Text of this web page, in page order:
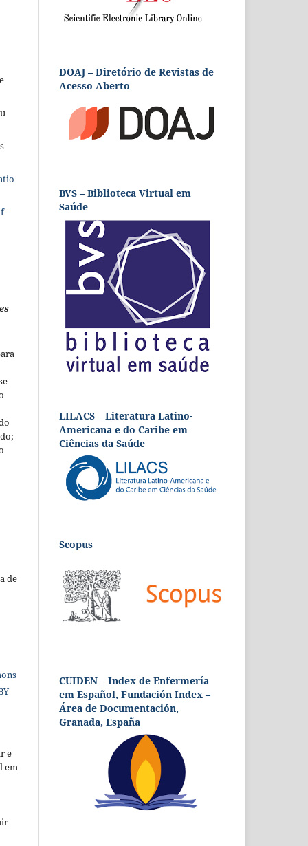
de
e
em
DOAJ – Diretório de Revistas de
Acesso Aberto
BVS – Biblioteca Virtual em
Saúde
LILACS – Literatura Latino-
Americana e do Caribe em
Ciências da Saúde
Scopus
CUIDEN – Index de Enfermería
em Español, Fundación Index –
Área de Documentación,
Granada, España